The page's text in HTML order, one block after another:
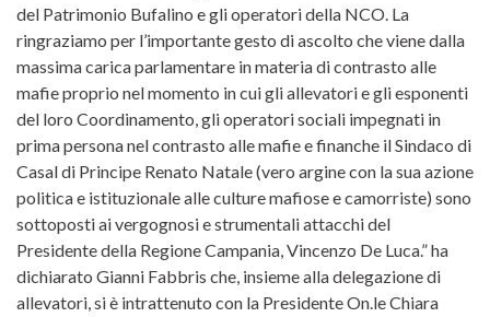
del Patrimonio Bufalino e gli operatori della NCO. La
ringraziamo per l’importante gesto di ascolto che viene dalla
massima carica parlamentare in materia di contrasto alle
mafie proprio nel momento in cui gli allevatori e gli esponenti
del loro Coordinamento, gli operatori sociali impegnati in
prima persona nel contrasto alle mafie e finanche il Sindaco di
Casal di Principe Renato Natale (vero argine con la sua azione
politica e istituzionale alle culture mafiose e camorriste) sono
sottoposti ai vergognosi e strumentali attacchi del
Presidente della Regione Campania, Vincenzo De Luca.” ha
dichiarato Gianni Fabbris che, insieme alla delegazione di
allevatori, si è intrattenuto con la Presidente On.le Chiara